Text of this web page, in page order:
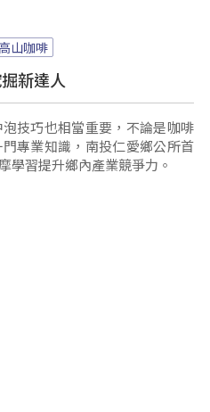
高山咖啡
新達人
技巧也相當重要，不論是咖啡
專業知識，南投仁愛鄉公所首
學習提升鄉內產業競爭力。